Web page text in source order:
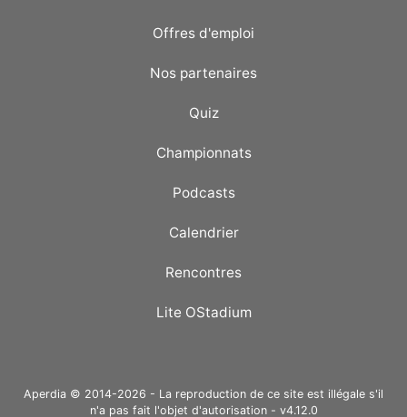
Offres d'emploi
Nos partenaires
Quiz
Championnats
Podcasts
Calendrier
Rencontres
Lite OStadium
Aperdia © 2014-2026 - La reproduction de ce site est illégale s'il
n'a pas fait l'objet d'autorisation - v4.12.0